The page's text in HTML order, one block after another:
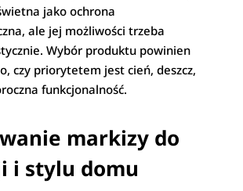
jako ochrona
ale jej możliwości trzeba
Wybór produktu powinien
czy priorytetem jest cień, deszcz,
funkcjonalność.
markizy do
i stylu domu